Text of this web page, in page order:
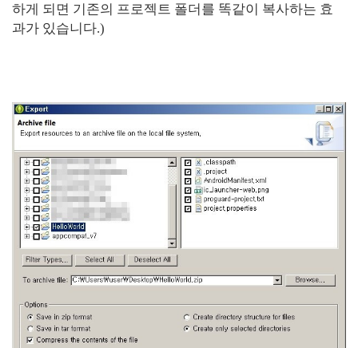
하게 되면 기존의 프로젝트 폴더를 똑같이 복사하는 효
과가 있습니다.)